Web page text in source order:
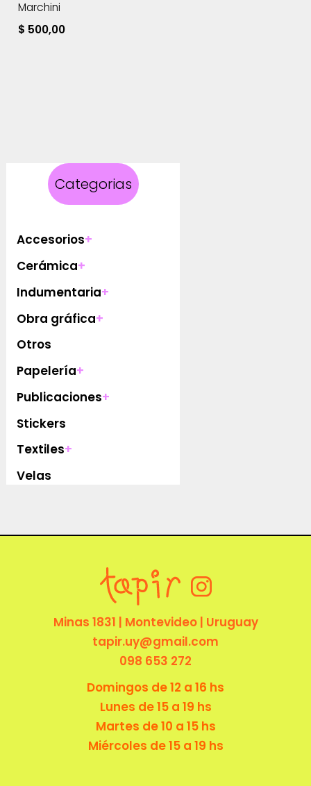
Categorias
Accesorios+
Cerámica+
Indumentaria+
Obra gráfica+
Otros
Papelería+
Publicaciones+
Stickers
Textiles+
Velas
Marchini
$ 500,00
Minas 1831 | Montevideo | Uruguay
tapir.uy@gmail.com
098 653 272
Domingos de 12 a 16 hs
Lunes de 15 a 19 hs
Martes de 10 a 15 hs
Miércoles de 15 a 19 hs